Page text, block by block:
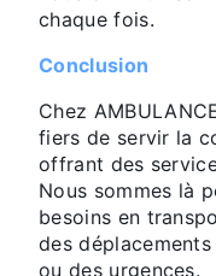
chaque fois.
Conclusion
Chez
fiers de servir la
offrant des
Nous sommes là
besoins en
des
ou des urgences.